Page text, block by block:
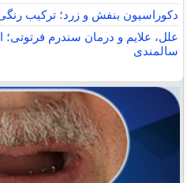
دکوراسیون بنفش و زرد؛ ترکیب رنگی
علل، علایم و درمان سندرم فرتوتی؛
سالمندی